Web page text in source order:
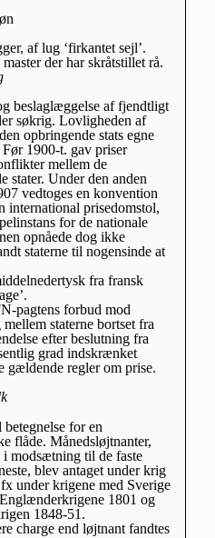
af lug ‘firkantet sejl’.
der har skråtstillet rå.
beslaglæggelse af fjendtligt
søkrig. Lovligheden af
opbringende stats egne
1900-t. gav priser
mellem de
stater. Under den anden
vedtoges en konvention
international prisedomstol,
for de nationale
opnåede dog ikke
staterne til nogensinde at
fra fransk
pagtens forbud mod
staterne bortset fra
efter beslutning fra
grad indskrænket
gældende regler om prise.
betegnelse for en
flåde. Månedsløjtnanter,
i modsætning til de faste
blev antaget under krig
under krigene med Sverige
1801 og
1848-51.
charge end løjtnant fandtes